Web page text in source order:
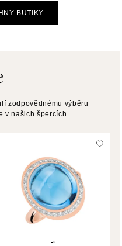
BUTIKY
zodpovědnému výběru
v našich špercích.